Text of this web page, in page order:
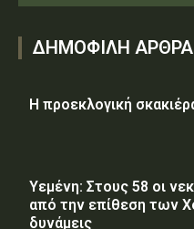
ΔΗΜΟΦΙΛΗ ΑΡΘΡΑ
Η προεκλογική
Υεμένη: Στους 58 οι
από την επίθεση των
δυνάμεις